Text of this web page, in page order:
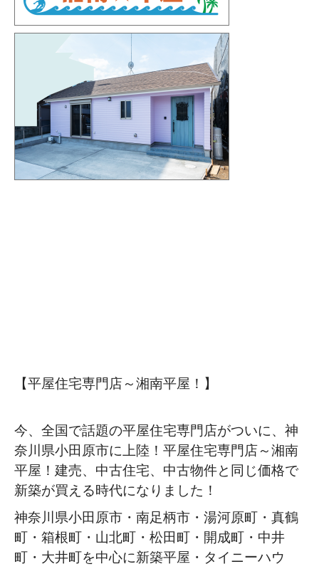
【平屋住宅専門店～湘南平屋！】
今、全国で話題の平屋住宅専門店がついに、神
奈川県小田原市に上陸！平屋住宅専門店～湘南
平屋！建売、中古住宅、中古物件と同じ価格で
新築が買える時代になりました！
神奈川県小田原市・南足柄市・湯河原町・真鶴
町・箱根町・山北町・松田町・開成町・中井
町・大井町を中心に新築平屋・タイニーハウ